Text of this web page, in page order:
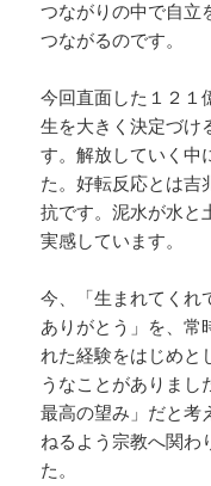
つながりの中で自立
つながるのです。
今回直面した１２１
生を大きく決定づけ
す。解放していく中
た。好転反応とは吉
抗です。泥水が水と
実感しています。
今、「生まれてくれ
ありがとう」を、常
れた経験をはじめと
うなことがありまし
最高の望み」だと考
ねるよう宗教へ関わ
た。